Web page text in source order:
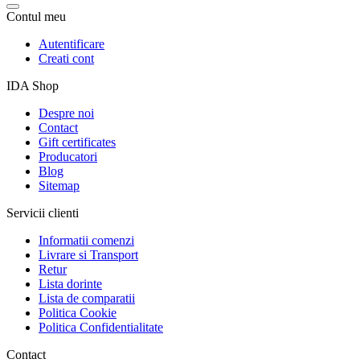
Contul meu
Autentificare
Creati cont
IDA Shop
Despre noi
Contact
Gift certificates
Producatori
Blog
Sitemap
Servicii clienti
Informatii comenzi
Livrare si Transport
Retur
Lista dorinte
Lista de comparatii
Politica Cookie
Politica Confidentialitate
Contact